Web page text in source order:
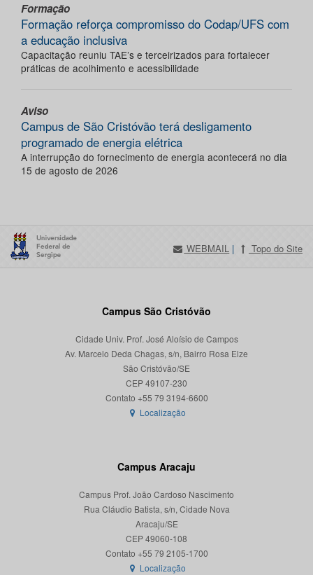
Formação
Formação reforça compromisso do Codap/UFS com
a educação inclusiva
Capacitação reuniu TAE’s e terceirizados para fortalecer
práticas de acolhimento e acessibilidade
Aviso
Campus de São Cristóvão terá desligamento
programado de energia elétrica
A interrupção do fornecimento de energia acontecerá no dia
15 de agosto de 2026
WEBMAIL | Topo do Site
Campus São Cristóvão
Cidade Univ. Prof. José Aloísio de Campos
Av. Marcelo Deda Chagas, s/n, Bairro Rosa Elze
São Cristóvão/SE
CEP 49107-230
Localização
Campus Aracaju
Campus Prof. João Cardoso Nascimento
Rua Cláudio Batista, s/n, Cidade Nova
Aracaju/SE
CEP 49060-108
Localização